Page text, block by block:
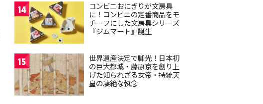
14
コンビニおにぎりが文房具
に！コンビニの定番商品をモ
チーフにした文房具シリーズ
『ジムマート』誕生
15
世界遺産決定で脚光！日本初
の巨大都城・藤原京を創り上
げた知られざる女帝・持統天
皇の凄絶な執念